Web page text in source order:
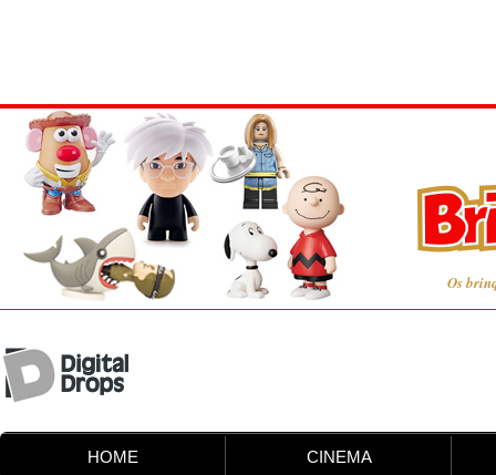
Os
HOME CINEMA